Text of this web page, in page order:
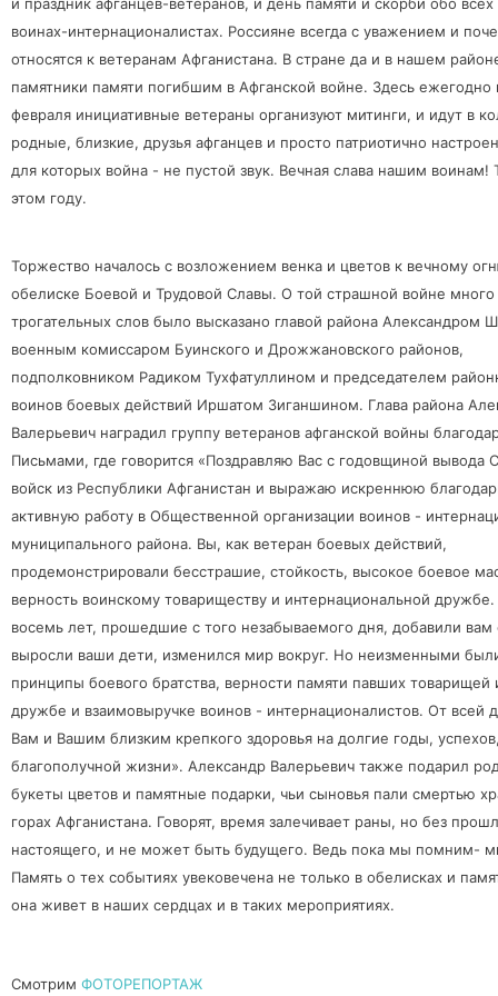
воинах-интернационалистах. Россияне всегда с уважением и
относятся к ветеранам Афганистана. В стране да и в нашем
памятники памяти погибшим в Афганской войне. Здесь ежегодно
февраля инициативные ветераны организуют митинги, и идут в
родные, близкие, друзья афганцев и просто патриотично
для которых война - не пустой звук. Вечная слава нашим воинам!
этом году.
Торжество началось с возложением венка и цветов к вечному
обелиске Боевой и Трудовой Славы. О той страшной войне много
трогательных слов было высказано главой района Александром
военным комиссаром Буинского и Дрожжановского районов,
подполковником Радиком Тухфатуллином и председателем
воинов боевых действий Иршатом Зиганшином. Глава района
Валерьевич наградил группу ветеранов афганской войны
Письмами, где говорится «Поздравляю Вас с годовщиной вывода
войск из Республики Афганистан и выражаю искреннюю
активную работу в Общественной организации воинов -
муниципального района. Вы, как ветеран боевых действий,
продемонстрировали бесстрашие, стойкость, высокое боевое
верность воинскому товариществу и интернациональной дружбе.
восемь лет, прошедшие с того незабываемого дня, добавили вам
выросли ваши дети, изменился мир вокруг. Но неизменными
принципы боевого братства, верности памяти павших товарищей
дружбе и взаимовыручке воинов - интернационалистов. От всей
Вам и Вашим близким крепкого здоровья на долгие годы,
благополучной жизни». Александр Валерьевич также подарил
букеты цветов и памятные подарки, чьи сыновья пали смертью
горах Афганистана. Говорят, время залечивает раны, но без
настоящего, и не может быть будущего. Ведь пока мы помним-
Память о тех событиях увековечена не только в обелисках и
она живет в наших сердцах и в таких мероприятиях.
Смотрим ФОТОРЕПОРТАЖ